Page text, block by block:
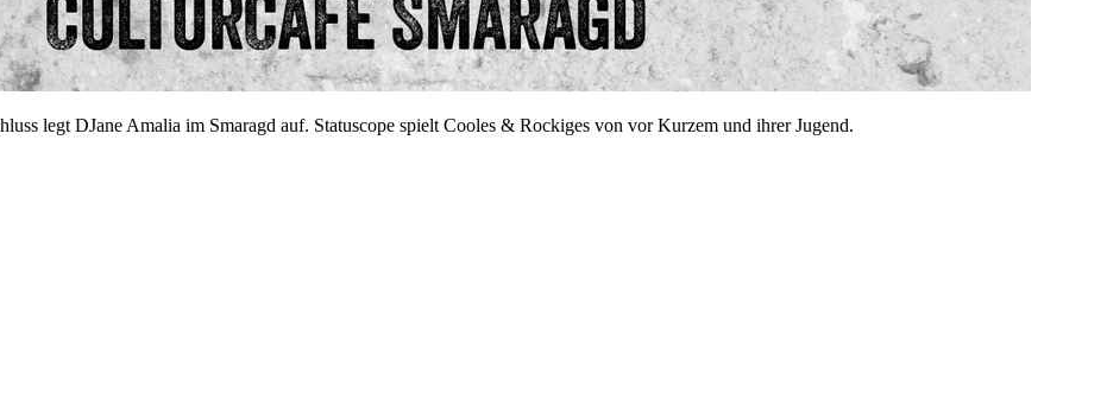
legt DJane Amalia im Smaragd auf. Statuscope spielt Cooles & Rockiges von vor Kurzem und ihrer Jugend.